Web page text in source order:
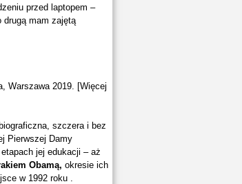
przed laptopem –
drugą mam zajętą
Warszawa 2019. [Więcej
szczera i bez
Pierwszej Damy
jej edukacji – aż
Obamą, okresie ich
w 1992 roku .